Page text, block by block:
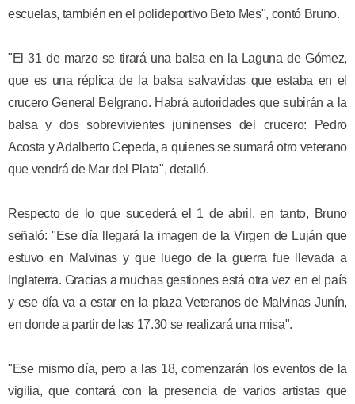
escuelas, también en el polideportivo Beto Mes", contó Bruno.
"El 31 de marzo se tirará una balsa en la Laguna de Gómez,
que es una réplica de la balsa salvavidas que estaba en el
crucero General Belgrano. Habrá autoridades que subirán a la
balsa y dos sobrevivientes juninenses del crucero: Pedro
Acosta y Adalberto Cepeda, a quienes se sumará otro veterano
que vendrá de Mar del Plata", detalló.
Respecto de lo que sucederá el 1 de abril, en tanto, Bruno
señaló: "Ese día llegará la imagen de la Virgen de Luján que
estuvo en Malvinas y que luego de la guerra fue llevada a
Inglaterra. Gracias a muchas gestiones está otra vez en el país
y ese día va a estar en la plaza Veteranos de Malvinas Junín,
en donde a partir de las 17.30 se realizará una misa".
"Ese mismo día, pero a las 18, comenzarán los eventos de la
vigilia, que contará con la presencia de varios artistas que